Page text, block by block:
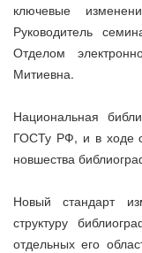
ключевые
Руководитель
Отделом
Митиевна.
Национальная
ГОСТу РФ, и в ходе
новшества
Новый стандарт
структуру
отдельных его